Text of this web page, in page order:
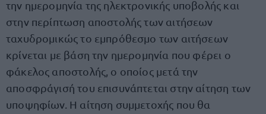
την ημερομηνία της ηλεκτρονικής υποβολής και
στην περίπτωση αποστολής των αιτήσεων
ταχυδρομικώς το εμπρόθεσμο των αιτήσεων
κρίνεται με βάση την ημερομηνία που φέρει ο
φάκελος αποστολής, ο οποίος μετά την
αποσφράγισή του επισυνάπτεται στην αίτηση των
υποψηφίων. Η αίτηση συμμετοχής που θα